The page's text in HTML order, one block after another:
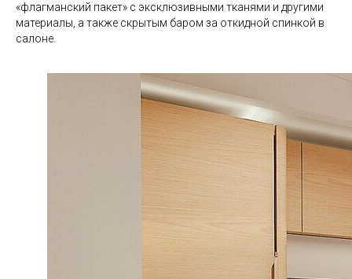
«флагманский пакет» с эксклюзивными тканями и другими
материалы, а также скрытым баром за откидной спинкой в
салоне.